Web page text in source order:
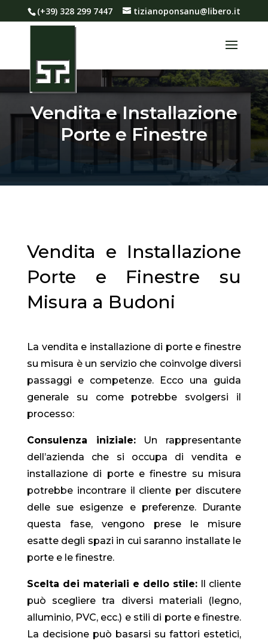
(+39) 328 299 7447 tizianoponsanu@libero.it
Vendita e Installazione
Porte e Finestre
Vendita e Installazione
Porte e Finestre su
Misura a Budoni
La vendita e installazione di porte e finestre
su misura è un servizio che coinvolge diversi
passaggi e competenze. Ecco una guida
generale su come potrebbe svolgersi il
processo:
Consulenza iniziale:Un rappresentante
dell’azienda che si occupa di vendita e
installazione di porte e finestre su misura
potrebbe incontrare il cliente per discutere
delle sue esigenze e preferenze. Durante
questa fase, vengono prese le misure
esatte degli spazi in cui saranno installate le
porte e le finestre.
Scelta dei materiali e dello stile: Il cliente
può scegliere tra diversi materiali (legno,
alluminio, PVC, ecc.) e stili di porte e finestre.
La decisione può basarsi su fattori estetici,